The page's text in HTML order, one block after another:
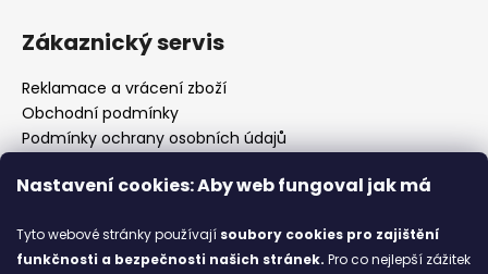
Nastavení cookies: Aby web fungoval jak má
Tyto webové stránky používají soubory cookies pro zajištění
funkčnosti a bezpečnosti našich stránek. Pro co nejlepší zážitek
Zákaznický servis
Reklamace a vrácení zboží
Obchodní podmínky
Podmínky ochrany osobních údajů
Kontakty